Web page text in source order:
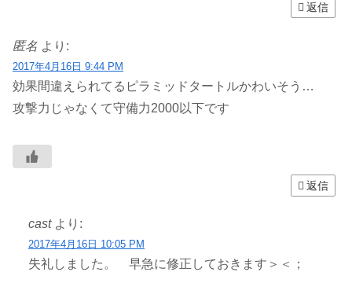
返信
匿名 より:
2017年4月16日 9:44 PM
効果間違えられてるピラミッドタートルかわいそう…
攻撃力じゃなくて守備力2000以下です
返信
cast より:
2017年4月16日 10:05 PM
失礼しました。 早急に修正しておきます＞＜；